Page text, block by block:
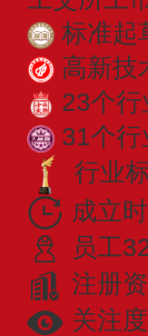
标准起
高新技
23个
31个
行业
成立
员工
注册
关注